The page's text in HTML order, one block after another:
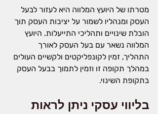
מטרתו של היועץ המלווה היא לעזור לבעל
העסק ומנהליו לשמור על יציבות העסק תוך
הובלת שינויים ותהליכי התייעלות. היועץ
המלווה נשאר עם בעל העסק לאורך
התהליך, זמין לקונפליקטים ולקשיים העולים
במהלך תקופה זו וזמין לתמוך בבעל העסק
בתקופת השינוי.
בליווי עסקי ניתן לראות